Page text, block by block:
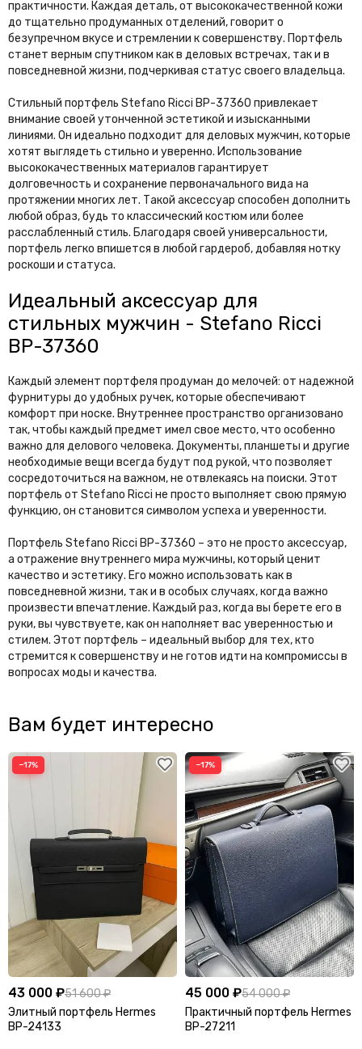
практичности. Каждая деталь, от высококачественной кожи
до тщательно продуманных отделений, говорит о
безупречном вкусе и стремлении к совершенству. Портфель
станет верным спутником как в деловых встречах, так и в
повседневной жизни, подчеркивая статус своего владельца.
Стильный портфель Stefano Ricci BP-37360 привлекает
внимание своей утонченной эстетикой и изысканными
линиями. Он идеально подходит для деловых мужчин, которые
хотят выглядеть стильно и уверенно. Использование
высококачественных материалов гарантирует
долговечность и сохранение первоначального вида на
протяжении многих лет. Такой аксессуар способен дополнить
любой образ, будь то классический костюм или более
расслабленный стиль. Благодаря своей универсальности,
портфель легко впишется в любой гардероб, добавляя нотку
роскоши и статуса.
Идеальный аксессуар для
стильных мужчин - Stefano Ricci
BP-37360
Каждый элемент портфеля продуман до мелочей: от надежной
фурнитуры до удобных ручек, которые обеспечивают
комфорт при носке. Внутреннее пространство организовано
так, чтобы каждый предмет имел свое место, что особенно
важно для делового человека. Документы, планшеты и другие
необходимые вещи всегда будут под рукой, что позволяет
сосредоточиться на важном, не отвлекаясь на поиски. Этот
портфель от Stefano Ricci не просто выполняет свою прямую
функцию, он становится символом успеха и уверенности.
Портфель Stefano Ricci BP-37360 – это не просто аксессуар,
а отражение внутреннего мира мужчины, который ценит
качество и эстетику. Его можно использовать как в
повседневной жизни, так и в особых случаях, когда важно
произвести впечатление. Каждый раз, когда вы берете его в
руки, вы чувствуете, как он наполняет вас уверенностью и
стилем. Этот портфель – идеальный выбор для тех, кто
стремится к совершенству и не готов идти на компромиссы в
вопросах моды и качества.
Вам будет интересно
−17%
43 000 ₽51 600 ₽
Элитный портфель Hermes
BP-24133
−17%
45 000 ₽54 000 ₽
Практичный портфель Hermes
BP-27211